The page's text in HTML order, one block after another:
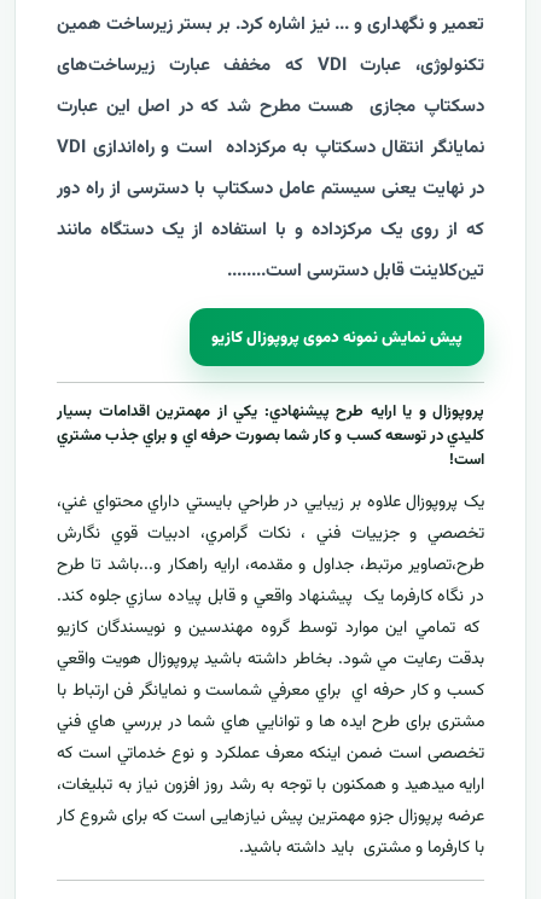
تعمیر و نگهداری و ... نیز اشاره کرد. بر بستر زیرساخت همین
تکنولوژی، عبارت VDI که مخفف عبارت زیرساخت‌‌های
دسکتاپ مجازی هست مطرح شد که در اصل این عبارت
نمایانگر انتقال دسکتاپ به مرکزداده است و راه‌اندازی VDI
در نهایت یعنی سیستم عامل دسکتاپ با دسترسی از راه دور
که از روی یک مرکزداده و با استفاده از یک دستگاه مانند
تین‌کلاینت قابل دسترسی است....
....
پیش نمایش نمونه دموی پروپوزال کازیو
پروپوزال و يا ارايه طرح پيشنهادي: يکي از مهمترين اقدامات بسيار
کليدي در توسعه کسب و کار شما بصورت حرفه اي و براي جذب مشتري
است!
يک پروپوزال علاوه بر زيبايي در طراحي بايستي داراي محتواي غني،
تخصصي و جزييات فني ، نکات گرامري، ادبيات قوي نگارش
طرح،تصاوير مرتبط، جداول و مقدمه، ارایه راهکار و...باشد تا طرح
در نگاه کارفرما يک پيشنهاد واقعي و قابل پياده سازي جلوه کند.
که تمامي اين موارد توسط گروه مهندسين و نويسندگان کازيو
بدقت رعايت مي شود. بخاطر داشته باشيد پروپوزال هويت واقعي
کسب و کار حرفه اي براي معرفيشماست و نمایانگر فن ارتباط با
مشتری برای طرح ايده ها و توانايي هاي شما در بررسي هاي فني
تخصصی است ضمن اینکه معرف عملکرد و نوع خدماتي است که
ارايه ميدهید و همکنون با توجه به رشد روز افزون نياز به تبليغات،
عرضه پرپوزال جزو مهمترين پیش نیازهایی است که برای شروع کار
با کارفرما و مشتری بايد داشته باشيد.